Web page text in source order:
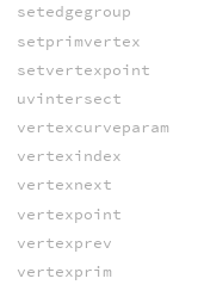
setedgegroup
setprimvertex
setvertexpoint
uvintersect
vertexcurveparam
vertexindex
vertexnext
vertexpoint
vertexprev
vertexprim